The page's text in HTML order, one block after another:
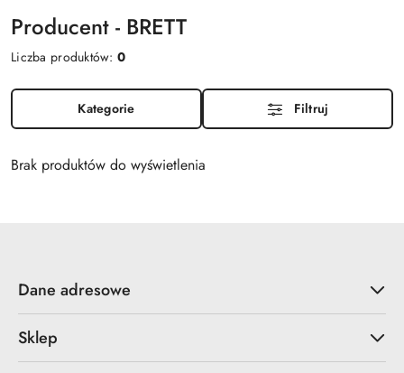
Producent - BRETT
Liczba produktów:0
Kategorie Filtruj
Brak produktów do wyświetlenia
Dane adresowe
Sklep